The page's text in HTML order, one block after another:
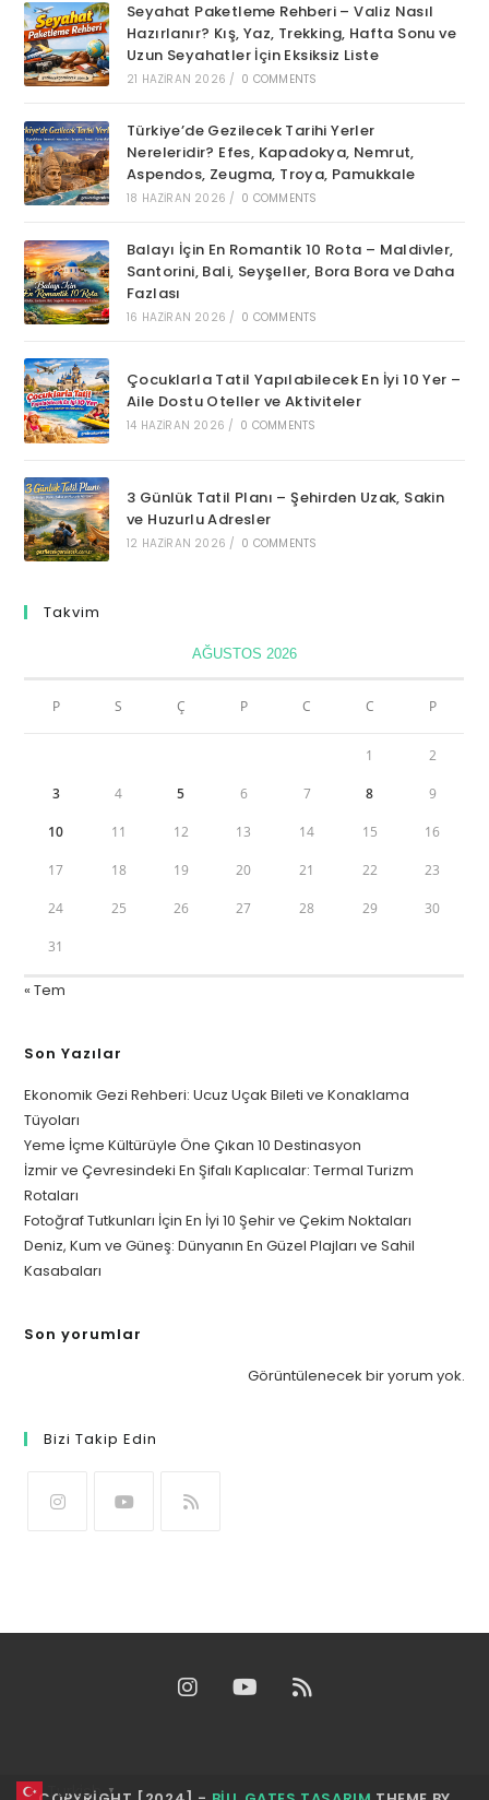
Seyahat Paketleme Rehberi – Valiz Nasıl
Hazırlanır? Kış, Yaz, Trekking, Hafta Sonu ve
Uzun Seyahatler İçin Eksiksiz Liste
21 HAZIRAN 2026 / 0 COMMENTS
Türkiye’de Gezilecek Tarihi Yerler
Nereleridir? Efes, Kapadokya, Nemrut,
Aspendos, Zeugma, Troya, Pamukkale
18 HAZIRAN 2026 / 0 COMMENTS
Balayı İçin En Romantik 10 Rota – Maldivler,
Santorini, Bali, Seyşeller, Bora Bora ve Daha
Fazlası
16 HAZIRAN 2026 / 0 COMMENTS
Çocuklarla Tatil Yapılabilecek En İyi 10 Yer –
Aile Dostu Oteller ve Aktiviteler
14 HAZIRAN 2026 / 0 COMMENTS
3 Günlük Tatil Planı – Şehirden Uzak, Sakin
ve Huzurlu Adresler
12 HAZIRAN 2026 / 0 COMMENTS
Takvim
AĞUSTOS 2026
P S Ç P C C P
1 2
3 4 5 6 7 8 9
10 11 12 13 14 15 16
17 18 19 20 21 22 23
24 25 26 27 28 29 30
31
« Tem
Son Yazılar
Ekonomik Gezi Rehberi: Ucuz Uçak Bileti ve Konaklama
Tüyoları
Yeme İçme Kültürüyle Öne Çıkan 10 Destinasyon
İzmir ve Çevresindeki En Şifalı Kaplıcalar: Termal Turizm
Rotaları
Fotoğraf Tutkunları İçin En İyi 10 Şehir ve Çekim Noktaları
Deniz, Kum ve Güneş: Dünyanın En Güzel Plajları ve Sahil
Kasabaları
Son yorumlar
Görüntülenecek bir yorum yok.
Bizi Takip Edin
Turkish ▼